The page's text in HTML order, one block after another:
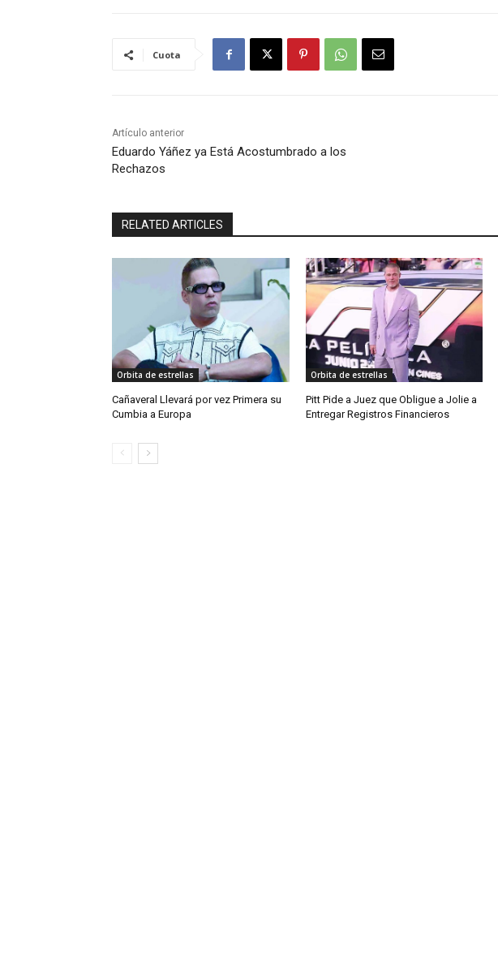
Cuota
Artículo anterior
Eduardo Yáñez ya Está Acostumbrado a los
Rechazos
RELATED ARTICLES
Orbita de estrellas
Cañaveral Llevará por vez Primera su
Cumbia a Europa
Orbita de estrellas
Pitt Pide a Juez que Obligue a Jolie a
Entregar Registros Financieros